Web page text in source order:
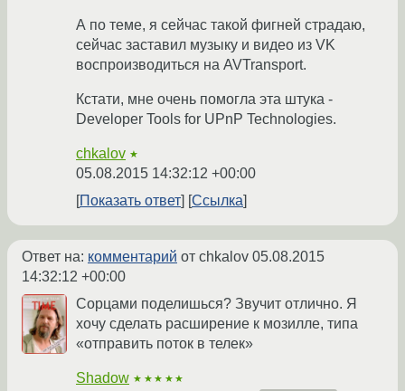
А по теме, я сейчас такой фигней страдаю,
сейчас заставил музыку и видео из VK
воспроизводиться на AVTransport.
Кстати, мне очень помогла эта штука -
Developer Tools for UPnP Technologies.
chkalov ★
05.08.2015 14:32:12 +00:00
Показать ответ
Ссылка
Ответ на: комментарий от chkalov 05.08.2015
14:32:12 +00:00
Сорцами поделишься? Звучит отлично. Я
хочу сделать расширение к мозилле, типа
«отправить поток в телек»
Shadow ★★★★★